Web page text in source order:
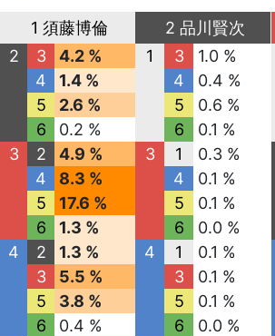
1 須藤博倫
2
3
4.2 %
4
1.4 %
5
2.6 %
6
0.2 %
3
2
4.9 %
4
8.3 %
5
17.6 %
6
1.3 %
4
2
1.3 %
3
5.5 %
5
3.8 %
6
0.4 %
2 品川賢次
1
3
1.0 %
4
0.4 %
5
0.6 %
6
0.1 %
3
1
0.3 %
4
0.1 %
5
0.1 %
6
0.0 %
4
1
0.1 %
3
0.1 %
5
0.1 %
6
0.0 %